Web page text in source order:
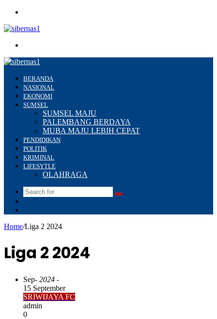
BERANDA
NASIONAL
EKONOMI
SUMSEL
SUMSEL MAJU
PALEMBANG BERDAYA
MUBA MAJU LEBIH CEPAT
PENDIDIKAN
POLITIK
KRIMINAL
LIFESYTLE
OLAHRAGA
Search
Home/Liga 2 2024
Liga 2 2024
Sep- 2024 -
15 September
SRIWIJAYA FC
admin
0